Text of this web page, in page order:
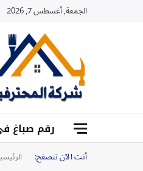
الجمعة, أغسطس 7, 2026
رقم صباغ في دبي 24 ساعة : الشارقة :
أنت الآن تتصفح: